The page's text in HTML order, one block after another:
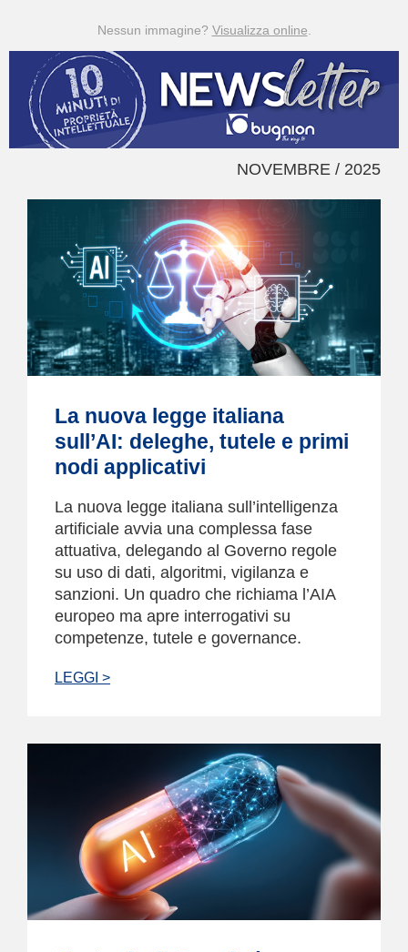
Nessun immagine? Visualizza online
NOVEMBRE / 2025
La nuova legge italiana
sull’AI: deleghe, tutele e primi
nodi applicativi
La nuova legge italiana sull’intelligenza
artificiale avvia una complessa fase
attuativa, delegando al Governo regole
su uso di dati, algoritmi, vigilanza e
sanzioni. Un quadro che richiama l’AIA
europeo ma apre interrogativi su
competenze, tutele e governance.
LEGGI >